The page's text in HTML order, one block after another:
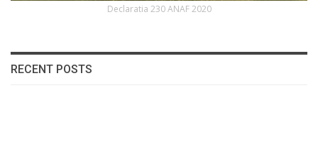
Declaratia 230 ANAF 2020
RECENT POSTS